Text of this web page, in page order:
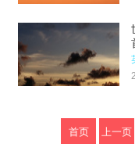
首页 上一页